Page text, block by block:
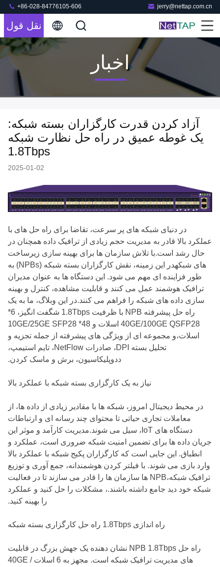
jerry@nettap.com.cn
+86-028-84776105-606
نقل قول
اخبار
آزاد کردن قدرت کارگزاران بسته شبکه:
یک غوطه عمیق در راه حل نظارت شبکه
1.8Tbps
2025-01-02
در دنیای شبکه های پر سرعت، تقاضا برای راه حل های با
عملکرد بالا قادر به مدیریت حجم زیادی از ترافیک داده همچنان در
حال رشد است.با تلاش سازمان ها برای بهینه سازی زیرساخت
های شبکهدر این زمینه، نقش کارگزاران بسته شبکه (NPBs) به
طور فزاینده ای مهم می شود. این دستگاه ها به عنوان مدیران
ترافیک هوشمند عمل می کنند و قابلیت مشاهده، کنترل و بهینه
سازی داده های شبکه را فراهم می کنند.در این وبلاگ، ما به یک
راه حل پیشرفته NPB با ظرفیت 1.8Tbps شگفت انگیز، 6*
40GE/100GE QSFP28 اسلات و 48* 10GE/25GE SFP28
اسلات،و مجموعه ای از ویژگی های پیشرفته از جمله تجزیه و
تحلیل بسته DPI، صادرات NetFlow، تایم استیمپ،
ددوپلیکاسیون، برش و ماسک کردن.
نیاز به یک کارگزاری بسته شبکه با عملکرد بالا
در محیط دیجیتال امروز، شبکه ها با مقادیر زیادی از داده ها، از
معاملات تجاری حیاتی تا محتوای چند رسانه ای و ارتباطات
دستگاه های IoT، سیل می شوند.مدیریت کارآمد و موثر این
جریان داده ها برای تضمین امنیت شبکه ضروری است، عملکرد و
انطباق. این جایی است که کارگزاران پکیج شبکه با عملکرد بالا
وارد بازی می شوند. با فیلتر کردن هوشمندانه، جمع آوری و توزیع
ترافیک شبکه،NPB ها سازمان ها را قادر می سازند تا در فعالیت
شبکه خود دید جامع داشته باشند.، مشکلات را حل کنید و عملکرد
را بهینه کنید.
راه اندازی 1.8Tbps راه حل کارگزاری بسته شبکه
راه حل NPB 1.8Tbps نشان دهنده یک جهش بزرگ در قابلیت
های مدیریت ترافیک شبکه است. مجهز به 6 اسلات 40GE /